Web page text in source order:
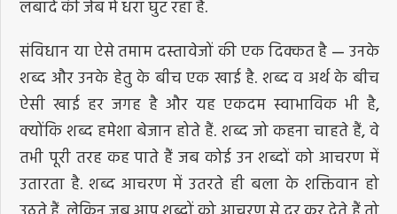
लबादे की जेब में धरा घुट रहा है.
संविधान या ऐसे तमाम दस्तावेजों की एक दिक्कत है — उनके
शब्द और उनके हेतु के बीच एक खाई है. शब्द व अर्थ के बीच
ऐसी खाई हर जगह है और यह एकदम स्वाभाविक भी है,
क्योंकि शब्द हमेशा बेजान होते हैं. शब्द जो कहना चाहते हैं, वे
तभी पूरी तरह कह पाते हैं जब कोई उन शब्दों को आचरण में
उतारता है. शब्द आचरण में उतरते ही बला के शक्तिवान हो